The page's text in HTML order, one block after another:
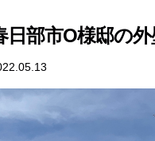
日部市O様邸の